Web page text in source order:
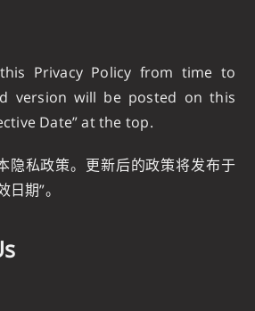
Privacy Policy from time to
version will be posted on this
Date” at the top.
隐私政策。更新后的政策将发布于
期”。